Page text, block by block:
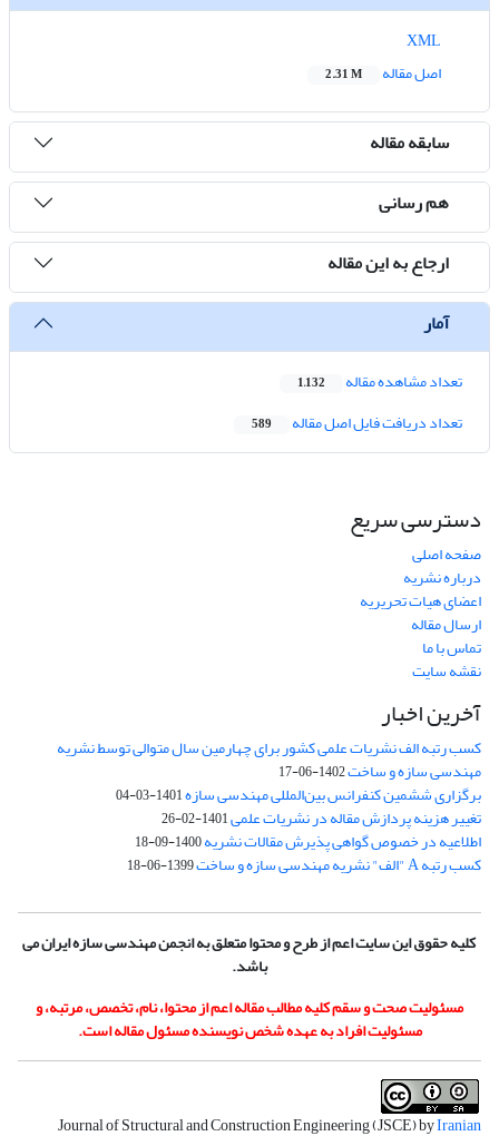
اصل مقاله
2.31 M
سابقه مقاله
هم رسانی
ارجاع به این مقاله
آمار
تعداد مشاهده مقاله 1,132
تعداد دریافت فایل اصل مقاله 589
دسترسی سریع
صفحه اصلی
درباره نشریه
اعضای هیات تحریریه
ارسال مقاله
تماس با ما
نقشه سایت
آخرین اخبار
کسب رتبه الف نشریات علمی کشور برای چهارمین سال متوالی توسط نشریه
مهندسی سازه و ساخت1402-06-17
برگزاری ششمین کنفرانس بین‌المللی مهندسی سازه1401-03-04
تغییر هزینه پردازش مقاله در نشریات علمی1401-02-26
اطلاعیه در خصوص گواهی پذیرش مقالات نشریه1400-09-18
کسب رتبه A "الف" نشریه مهندسی سازه و ساخت 1399-06-18
کلیه حقوق این سایت اعم از طرح و محتوا متعلق به انجمن مهندسی سازه ایران می
باشد.
مسئولیت صحت و سقم کلیه مطالب مقاله اعم از محتوا، نام، تخصص، مرتبه، و
مسئولیت افراد به عهده شخص نویسنده مسئول مقاله است.
Journal of Structural and Construction Engineering (JSCE) byIranian